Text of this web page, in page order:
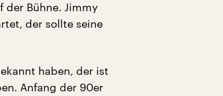
der Bühne. Jimmy
der sollte seine
haben, der ist
Anfang der 90er